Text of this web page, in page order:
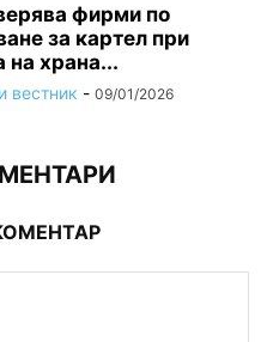
фирми по
за картел при
на храна...
вестник - 09/01/2026